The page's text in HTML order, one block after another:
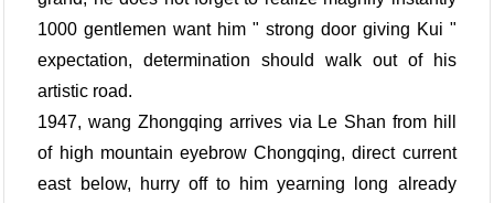
1000 gentlemen want him " strong door giving Kui "
expectation, determination should walk out of his
artistic road.
1947, wang Zhongqing arrives via Le Shan from hill
of high mountain eyebrow Chongqing, direct current
east below, hurry off to him yearning long already